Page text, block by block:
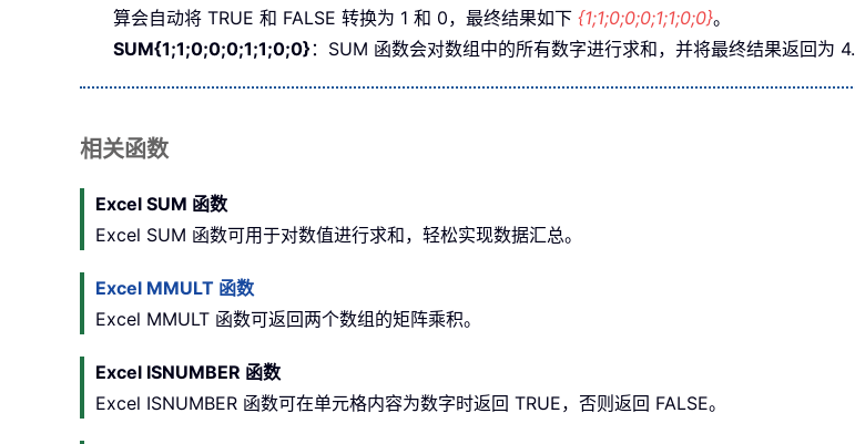
算会自动将 TRUE 和 FALSE 转换为 1 和 0，最终结果如下 {1;1;0;0;0;1;1;0;0}。
SUM{1;1;0;0;0;1;1;0;0} ：SUM 函数会对数组中的所有数字进行求和，并将最终结果返回为 4.
相关函数
Excel SUM 函数
Excel SUM 函数可用于对数值进行求和，轻松实现数据汇总。
Excel MMULT 函数
Excel MMULT 函数可返回两个数组的矩阵乘积。
Excel ISNUMBER 函数
Excel ISNUMBER 函数可在单元格内容为数字时返回 TRUE，否则返回 FALSE。